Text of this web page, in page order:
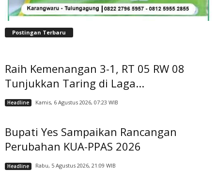
Postingan Terbaru
Raih Kemenangan 3-1, RT 05 RW 08
Tunjukkan Taring di Laga...
Headline Kamis, 6 Agustus 2026, 07:23 WIB
Bupati Yes Sampaikan Rancangan
Perubahan KUA-PPAS 2026
Headline Rabu, 5 Agustus 2026, 21:09 WIB